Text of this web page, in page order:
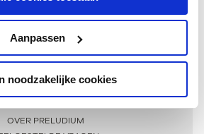
Aanpassen
noodzakelijke cookies
informatie
OVER PRELUDIUM